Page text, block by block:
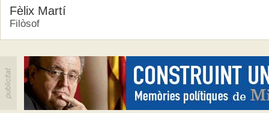
Fèlix Martí
Filòsof